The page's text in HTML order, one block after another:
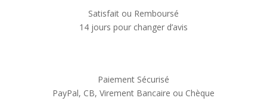
Satisfait ou Remboursé
14 jours pour changer d’avis
Paiement Sécurisé
PayPal, CB, Virement Bancaire ou Chèque